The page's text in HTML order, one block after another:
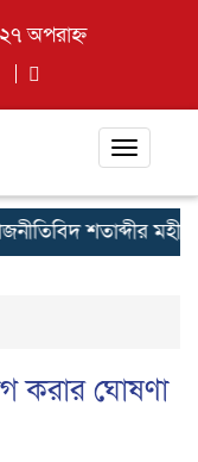
অপরাহ্ন
Toggle
শতাব্দীর মহীরূহ
করার ঘোষণা